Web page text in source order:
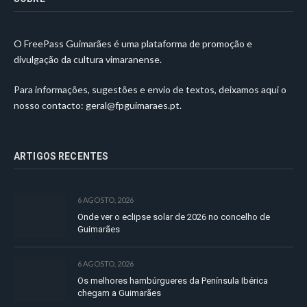
O FreePass Guimarães é uma plataforma de promoção e
divulgação da cultura vimaranense.
Para informações, sugestões e envio de textos, deixamos aqui o
nosso contacto: geral@fpguimaraes.pt.
ARTIGOS RECENTES
6 AGOSTO, 2026
Onde ver o eclipse solar de 2026 no concelho de
Guimarães
6 AGOSTO, 2026
Os melhores hambúrgueres da Península Ibérica
chegam a Guimarães